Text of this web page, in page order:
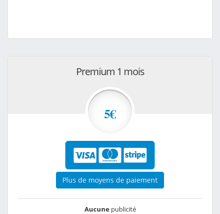
Premium 1 mois
5€
Plus de moyens de paiement
Aucunepublicité